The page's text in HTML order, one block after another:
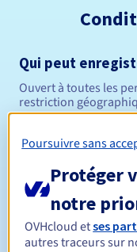
Qui peut
Ouvert à toutes les
restriction
Règles de
Durée de
Durée de
Poursuivre sans
Protéger
notre
OVHcloud etses
autres traceurs sur